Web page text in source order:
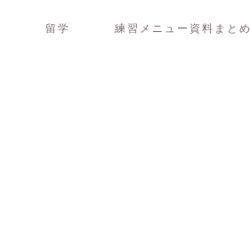
留学 練習メニュー資料まとめ